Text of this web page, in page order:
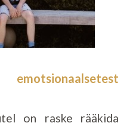
on raske rääkida